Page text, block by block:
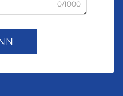
0/1000